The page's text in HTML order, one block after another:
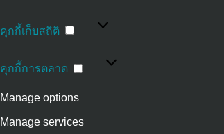
คุกกี้เก็บสถิติ
คุกกี้
คุกกี้การตลาด
คุกกี้
Manage options
Manage services